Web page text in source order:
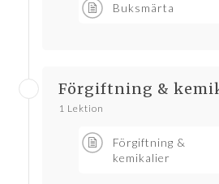
Buksmärta
Förgiftning &
1 Lektion
Förgiftning &
kemikalier